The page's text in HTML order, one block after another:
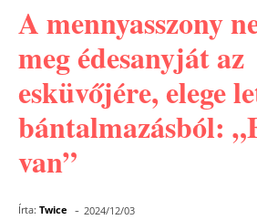
A mennyasszony
meg édesanyját az
esküvőjére, elege
bántalmazásból:
van”
Írta: Twice - 2024/12/03